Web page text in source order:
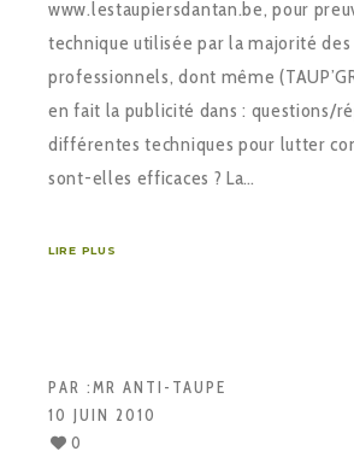
www.lestaupiersdantan.be, pour
technique utilisée par la majorité des
professionnels, dont même
en fait la publicité dans : questions/
différentes techniques pour lutter
sont-elles efficaces ? La…
LIRE PLUS
PAR :MR ANTI-TAUPE
10 JUIN 2010
0